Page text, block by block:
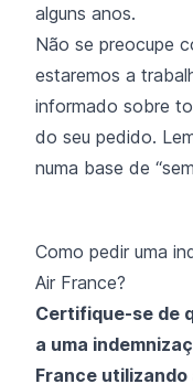
alguns anos.
Não se preocupe
estaremos a
informado sobre
do seu pedido.
numa base de
Como pedir uma
Air France?
Certifique-se de
a uma
France